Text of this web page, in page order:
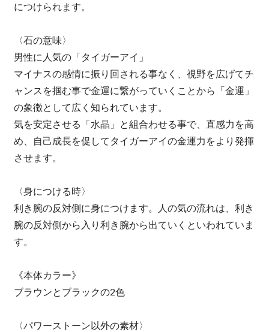
につけられます。
〈石の意味〉
男性に人気の「タイガーアイ」
マイナスの感情に振り回される事なく、視野を広げてチ
ャンスを掴む事で金運に繋がっていくことから「金運」
の象徴として広く知られています。
気を安定させる「水晶」と組合わせる事で、直感力を高
め、自己成長を促してタイガーアイの金運力をより発揮
させます。
〈身につける時〉
利き腕の反対側に身につけます。人の気の流れは、利き
腕の反対側から入り利き腕から出ていくといわれていま
す。
《本体カラー》
ブラウンとブラックの2色
〈パワーストーン以外の素材〉